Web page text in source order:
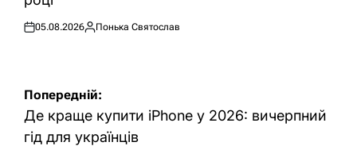
Оприлюднено
05.08.2026
Опубліковано
Понька Святослав
Навігація
записів
Попередній:
Де краще купити iPhone у 2026: вичерпний
гід для українців